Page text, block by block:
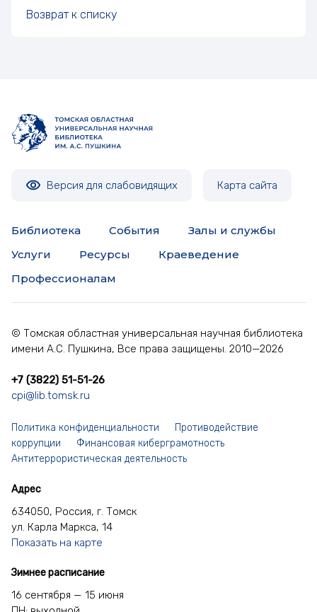
Возврат к списку
Версия для слабовидящих Карта сайта
Библиотека События
Залы и службы
Услуги
Ресурсы
Краеведение
Профессионалам
© Томская областная универсальная научная библиотека
имени А.С. Пушкина, Все права защищены. 2010—2026
+7 (3822) 51-51-26
cpi@lib.tomsk.ru
Политика конфиденциальности
Противодействие
коррупции
Финансовая киберграмотность
Антитеррористическая деятельность
Адрес
634050, Россия, г. Томск
ул. Карла Маркса, 14
Показать на карте
Зимнее расписание
16 сентября — 15 июня